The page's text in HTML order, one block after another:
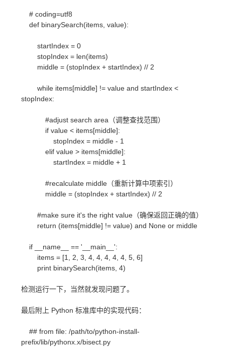
# coding=utf8
def binarySearch(items, value):
startIndex = 0
stopIndex = len(items)
middle = (stopIndex + startIndex) // 2
while items[middle] != value and startIndex <
stopIndex:
#adjust search area（调整查找范围）
if value < items[middle]:
stopIndex = middle - 1
elif value > items[middle]:
startIndex = middle + 1
#recalculate middle（重新计算中项索引）
middle = (stopIndex + startIndex) // 2
#make sure it's the right value（确保返回正确的值）
return (items[middle] != value) and None or middle
if __name__ == '__main__':
items = [1, 2, 3, 4, 4, 4, 4, 4, 5, 6]
print binarySearch(items, 4)
检测运行一下，当然就发现问题了。
最后附上 Python 标准库中的实现代码：
## from file: /path/to/python-install-
prefix/lib/pythonx.x/bisect.py